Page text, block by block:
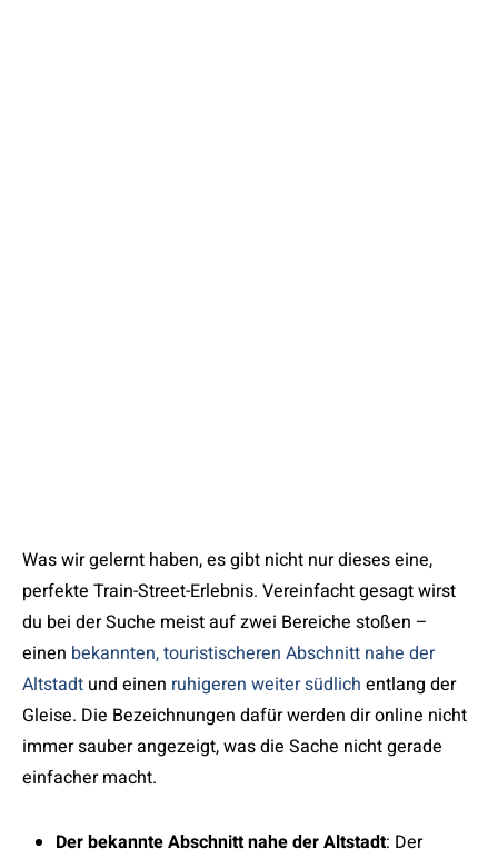
Was wir gelernt haben, es gibt nicht nur dieses eine,
perfekte Train-Street-Erlebnis. Vereinfacht gesagt wirst
du bei der Suche meist auf zwei Bereiche stoßen –
einen bekannten, touristischeren Abschnitt nahe der
Altstadt und einen ruhigeren weiter südlich entlang der
Gleise. Die Bezeichnungen dafür werden dir online nicht
immer sauber angezeigt, was die Sache nicht gerade
einfacher macht.
Der bekannte Abschnitt nahe der Altstadt: Der